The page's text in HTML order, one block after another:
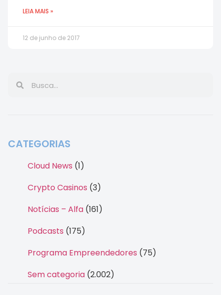
LEIA MAIS »
12 de junho de 2017
CATEGORIAS
Cloud News (1)
Crypto Casinos (3)
Notícias – Alfa (161)
Podcasts (175)
Programa Empreendedores (75)
Sem categoria (2.002)